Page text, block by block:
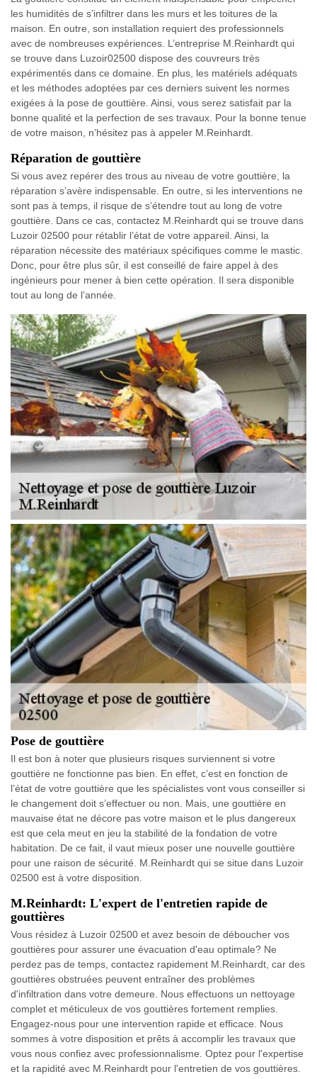
les humidités de s’infiltrer dans les murs et les toitures de la
maison. En outre, son installation requiert des professionnels
avec de nombreuses expériences. L’entreprise M.Reinhardt qui
se trouve dans Luzoir02500 dispose des couvreurs très
expérimentés dans ce domaine. En plus, les matériels adéquats
et les méthodes adoptées par ces derniers suivent les normes
exigées à la pose de gouttière. Ainsi, vous serez satisfait par la
bonne qualité et la perfection de ses travaux. Pour la bonne tenue
de votre maison, n’hésitez pas à appeler M.Reinhardt.
Réparation de gouttière
Si vous avez repérer des trous au niveau de votre gouttière, la
réparation s’avère indispensable. En outre, si les interventions ne
sont pas à temps, il risque de s’étendre tout au long de votre
gouttière. Dans ce cas, contactez M.Reinhardt qui se trouve dans
Luzoir 02500 pour rétablir l’état de votre appareil. Ainsi, la
réparation nécessite des matériaux spécifiques comme le mastic.
Donc, pour être plus sûr, il est conseillé de faire appel à des
ingénieurs pour mener à bien cette opération. Il sera disponible
tout au long de l’année.
Pose de gouttière
Il est bon à noter que plusieurs risques surviennent si votre
gouttière ne fonctionne pas bien. En effet, c’est en fonction de
l’état de votre gouttière que les spécialistes vont vous conseiller si
le changement doit s’effectuer ou non. Mais, une gouttière en
mauvaise état ne décore pas votre maison et le plus dangereux
est que cela meut en jeu la stabilité de la fondation de votre
habitation. De ce fait, il vaut mieux poser une nouvelle gouttière
pour une raison de sécurité. M.Reinhardt qui se situe dans Luzoir
02500 est à votre disposition.
M.Reinhardt: L'expert de l'entretien rapide de
gouttières
Vous résidez à Luzoir 02500 et avez besoin de déboucher vos
gouttières pour assurer une évacuation d'eau optimale? Ne
perdez pas de temps, contactez rapidement M.Reinhardt, car des
gouttières obstruées peuvent entraîner des problèmes
d'infiltration dans votre demeure. Nous effectuons un nettoyage
complet et méticuleux de vos gouttières fortement remplies.
Engagez-nous pour une intervention rapide et efficace. Nous
sommes à votre disposition et prêts à accomplir les travaux que
vous nous confiez avec professionnalisme. Optez pour l'expertise
et la rapidité avec M.Reinhardt pour l'entretien de vos gouttières.